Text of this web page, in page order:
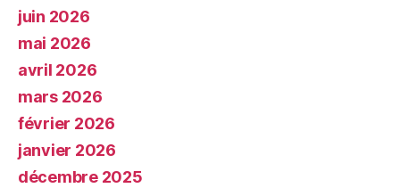
juin 2026
mai 2026
avril 2026
mars 2026
février 2026
janvier 2026
décembre 2025